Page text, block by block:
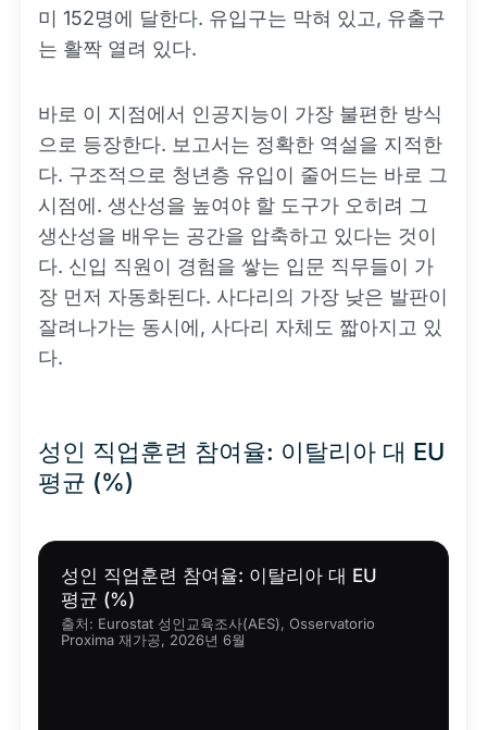
미 152명에 달한다. 유입구는 막혀 있고, 유출구
는 활짝 열려 있다.
바로 이 지점에서 인공지능이 가장 불편한 방식
으로 등장한다. 보고서는 정확한 역설을 지적한
다. 구조적으로 청년층 유입이 줄어드는 바로 그
시점에. 생산성을 높여야 할 도구가 오히려 그
생산성을 배우는 공간을 압축하고 있다는 것이
다. 신입 직원이 경험을 쌓는 입문 직무들이 가
장 먼저 자동화된다. 사다리의 가장 낮은 발판이
잘려나가는 동시에, 사다리 자체도 짧아지고 있
다.
성인 직업훈련 참여율: 이탈리아 대 EU
평균 (%)
성인 직업훈련 참여율: 이탈리아 대 EU
평균 (%)
출처: Eurostat 성인교육조사(AES), Osservatorio
Proxima 재가공, 2026년 6월